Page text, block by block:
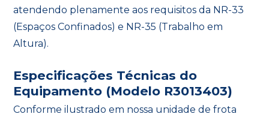
atendendo plenamente aos requisitos da NR-33
(Espaços Confinados) e NR-35 (Trabalho em
Altura).
Especificações Técnicas do
Equipamento (Modelo R3013403)
Conforme ilustrado em nossa unidade de frota